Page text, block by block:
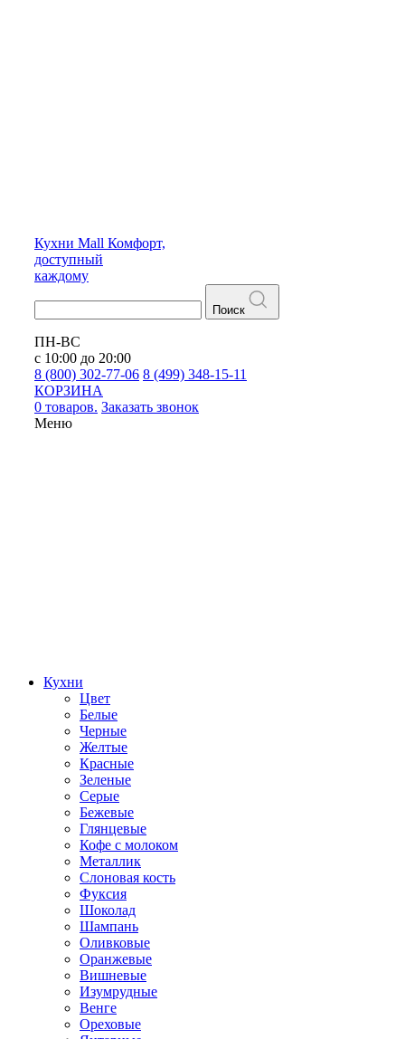
Кухни Mall Комфорт,
доступный
каждому
Поиск
ПН-ВС
с 10:00 до 20:00
8 (800) 302-77-06 8 (499) 348-15-11
КОРЗИНА
0 товаров. Заказать звонок
Меню
Кухни
Цвет
Белые
Черные
Желтые
Красные
Зеленые
Серые
Бежевые
Глянцевые
Кофе с молоком
Металлик
Слоновая кость
Фуксия
Шоколад
Шампань
Оливковые
Оранжевые
Вишневые
Изумрудные
Венге
Ореховые